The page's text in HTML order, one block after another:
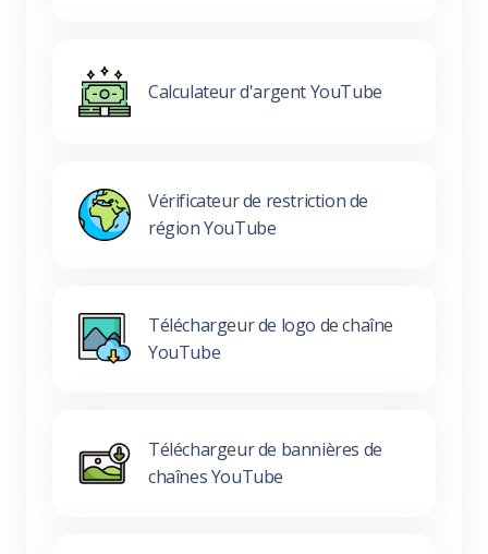
Calculateur d'argent YouTube
Vérificateur de restriction de
région YouTube
Téléchargeur de logo de chaîne
YouTube
Téléchargeur de bannières de
chaînes YouTube